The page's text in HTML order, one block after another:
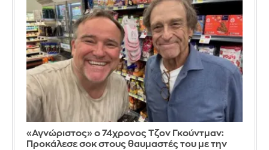
«Αγνώριστος» ο 74χρονος Τζον Γκούντμαν:
Προκάλεσε σοκ στους θαυμαστές του με την